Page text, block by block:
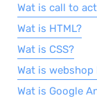
Wat is call to
Wat is HTML?
Wat is CSS?
Wat is
Wat is Google